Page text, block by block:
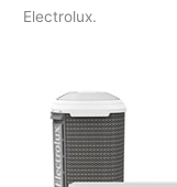
Electrolux.